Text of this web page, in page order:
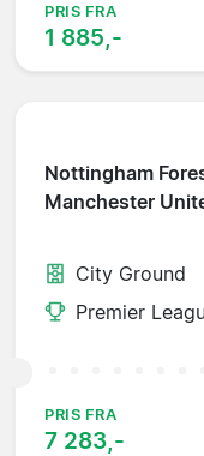
PRIS FRA
1 885,-
Nottingham
Manchester
City Ground
Premier
PRIS FRA
7 283,-